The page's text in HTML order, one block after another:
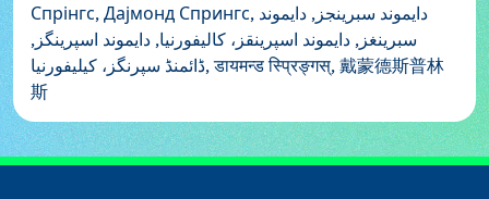
Спрінгс, Дајмонд Спрингс, دايموند سبرينجز, دايموند
سبرينغز, دایموند اسپرینقز، کالیفورنیا, دایموند اسپرینگز,
ڈائمنڈ سپرنگز، کیلیفورنیا, डायमन्ड स्प्रिङ्गस्, 戴蒙德斯普林
斯